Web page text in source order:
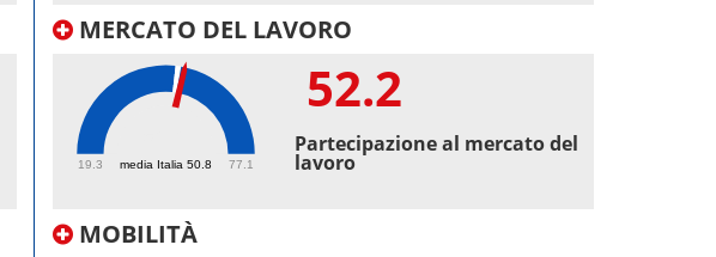
MERCATO DEL LAVORO
media Italia 50.8
19.3 77.1
52.2
Partecipazione al mercato del
lavoro
MOBILITÀ